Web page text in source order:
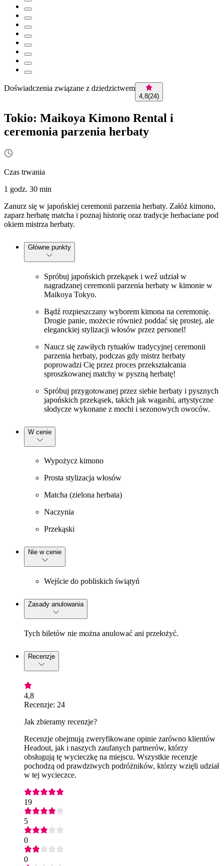
Doświadczenia związane z dziedzictwem
4,8(24)
Tokio: Maikoya Kimono Rental i
ceremonia parzenia herbaty
Czas trwania
1 godz. 30 min
Zanurz się w japońskiej ceremonii parzenia herbaty. Załóż kimono,
zaparz herbatę matcha i poznaj historię oraz tradycje herbaciane pod
okiem mistrza herbaty.
Główne punkty
Spróbuj japońskich przekąsek i weź udział w
nagradzanej ceremonii parzenia herbaty w kimonie w
Maikoya Tokyo.
Bądź rozpieszczany wyborem kimona na ceremonię.
Drogie panie, możecie również poddać się prostej, ale
eleganckiej stylizacji włosów przez personel!
Naucz się zawiłych rytuałów tradycyjnej ceremonii
parzenia herbaty, podczas gdy mistrz herbaty
poprowadzi Cię przez proces przekształcania
sproszkowanej matchy w pyszną herbatę!
Spróbuj przygotowanej przez siebie herbaty i pysznych
japońskich przekąsek, takich jak wagashi, artystyczne
słodycze wykonane z mochi i sezonowych owoców.
W cenie
Wypożycz kimono
Prosta stylizacja włosów
Matcha (zielona herbata)
Naczynia
Przekąski
Nie w cenie
Wejście do pobliskich świątyń
Zasady anulowania
Tych biletów nie można anulować ani przełożyć.
Recenzje
4,8
Recenzje: 24
Jak zbieramy recenzje?
Recenzje obejmują zweryfikowane opinie zarówno klientów
Headout, jak i naszych zaufanych partnerów, którzy
obsługują tę wycieczkę na miejscu. Wszystkie recenzje
pochodzą od prawdziwych podróżników, którzy wzięli udział
w tej wycieczce.
19
5
0
0